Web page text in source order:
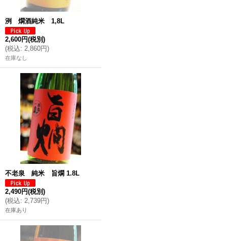
洌 燗酒純米 1,8L
2,600円(税別)
(税込: 2,860円)
在庫なし
不老泉 純米 旨燗 1.8L
2,490円(税別)
(税込: 2,739円)
在庫あり